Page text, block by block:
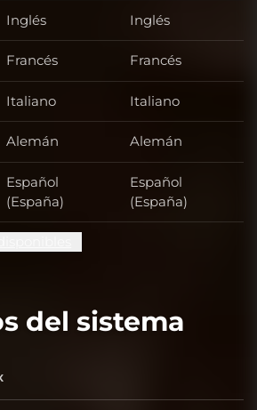
Inglés Inglés
Francés Francés
Italiano Italiano
Alemán Alemán
Español
(España)
Español
(España)
del sistema